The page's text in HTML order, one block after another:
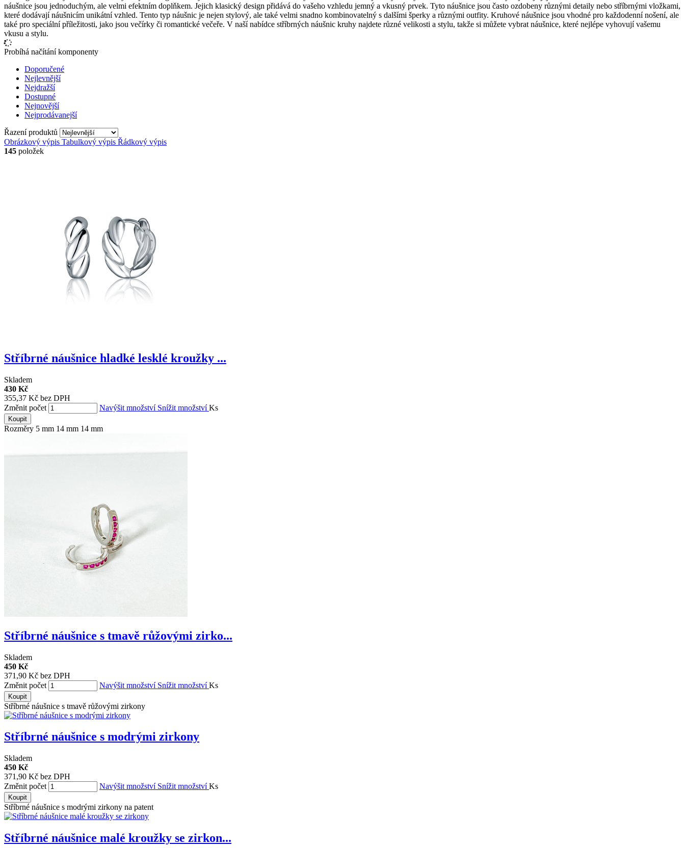
náušnice jsou jednoduchým, ale velmi efektním doplňkem. Jejich klasický design přidává do vašeho vzhledu jemný a vkusný prvek. Tyto náušnice jsou často ozdobeny různými detaily nebo stříbrnými vložkami,
které dodávají náušnicím unikátní vzhled. Tento typ náušnic je nejen stylový, ale také velmi snadno kombinovatelný s dalšími šperky a různými outfity. Kruhové náušnice jsou vhodné pro každodenní nošení, ale
také pro speciální příležitosti, jako jsou večírky či romantické večeře. V naší nabídce stříbrných náušnic kruhy najdete různé velikosti a stylu, takže si můžete vybrat náušnice, které nejlépe vyhovují vašemu
vkusu a stylu.
Probíhá načítání komponenty
Doporučené
Nejlevnější
Nejdražší
Dostupné
Nejnovější
Nejprodávanejší
Řazení produktů
Obrázkový výpis Tabulkový výpis Řádkový výpis
145 položek
Stříbrné náušnice hladké lesklé kroužky ...
Skladem
430 Kč
355,37 Kč bez DPH
Změnit počet
Navýšit množství Snížit množstvíKs
Koupit
Rozměry 5 mm 14 mm 14 mm
Stříbrné náušnice s tmavě růžovými zirko...
Skladem
450 Kč
371,90 Kč bez DPH
Změnit počet
Navýšit množství Snížit množstvíKs
Koupit
Stříbrné náušnice s tmavě růžovými zirkony
Stříbrné náušnice s modrými zirkony
Skladem
450 Kč
371,90 Kč bez DPH
Změnit počet
Navýšit množství Snížit množstvíKs
Koupit
Stříbrné náušnice s modrými zirkony na patent
Stříbrné náušnice malé kroužky se zirkon...